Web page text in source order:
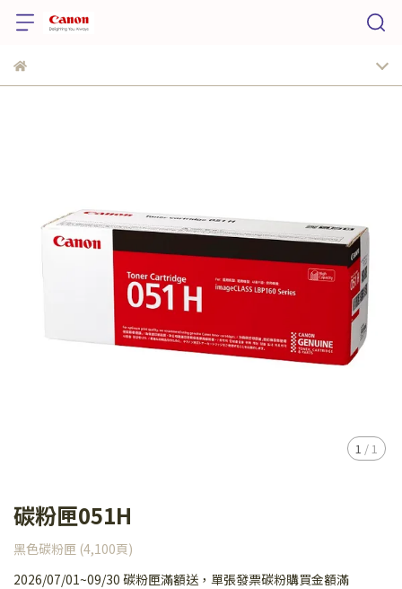
1 / 1
碳粉匣051H
黑色碳粉匣 (4,100頁)
2026/07/01~09/30 碳粉匣滿額送，單張發票碳粉購買金額滿